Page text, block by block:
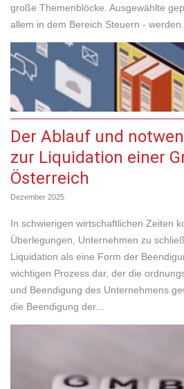
große Themenblöcke. Ausgewählte
allem in dem Bereich Steuern -
Der Ablauf und
zur Liquidation einer
Österreich
Dezember 2025
In schwierigen wirtschaftlichen Zeiten
Überlegungen, Unternehmen zu
Liquidation als eine Form der
wichtigen Prozess dar, der die
und Beendigung des Unternehmens
die Beendigung der...